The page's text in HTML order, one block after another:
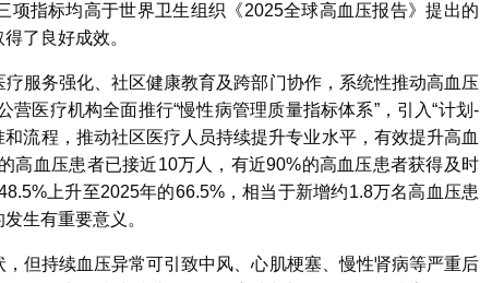
项指标均高于世界卫生组织《2025全球高血压报告》提出的
了良好成效。
服务强化、社区健康教育及跨部门协作，系统性推动高血压
医疗机构全面推行“慢性病管理质量指标体系”，引入“计划-
流程，推动社区医疗人员持续提升专业水平，有效提升高血
高血压患者已接近10万人，有近90%的高血压患者获得及时
上升至2025年的66.5%，相当于新增约1.8万名高血压患
生有重要意义。
但持续血压异常可引致中风、心肌梗塞、慢性肾病等严重后